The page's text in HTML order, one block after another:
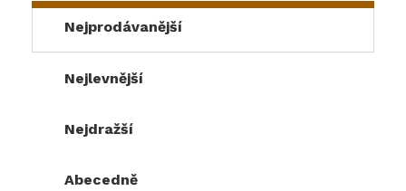
Nejprodávanější
Nejlevnější
Nejdražší
Abecedně